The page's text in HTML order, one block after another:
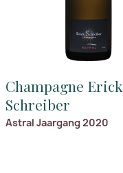
Champagne Erick
Schreiber
Astral Jaargang 2020